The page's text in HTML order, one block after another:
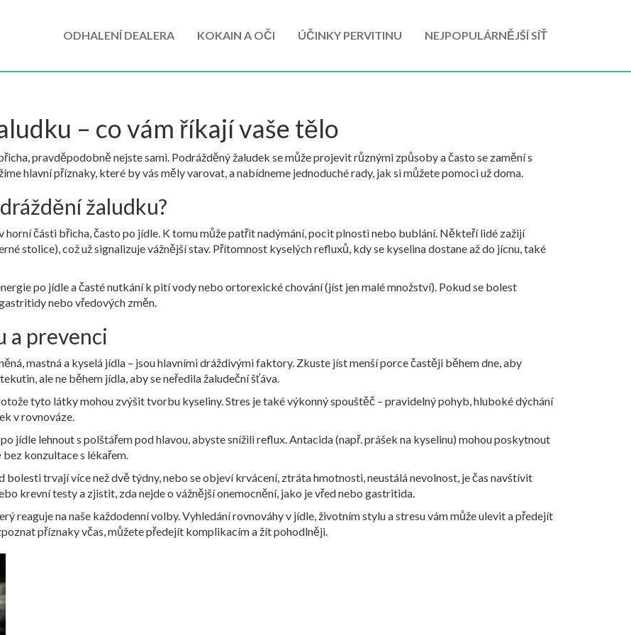
ODHALENÍ DEALERA KOKAIN A OČI ÚČINKY PERVITINU NEJPOPULÁRNĚJŠÍ SÍŤ
– co vám říkají vaše tělo
pravděpodobně nejste sami. Podrážděný žaludek se může projevit různými způsoby a často se zamění s
hlavní příznaky, které by vás měly varovat, a nabídneme jednoduché rady, jak si můžete pomoci už doma.
žaludku?
části břicha, často po jídle. K tomu může patřit nadýmání, pocit plnosti nebo bublání. Někteří lidé zažijí
stolice), což už signalizuje vážnější stav. Přítomnost kyselých refluxů, kdy se kyselina dostane až do jícnu, také
po jídle a časté nutkání k pití vody nebo ortorexické chování (jíst jen malé množství). Pokud se bolest
nebo vředových změn.
a prevenci
mastná a kyselá jídla – jsou hlavními dráždivými faktory. Zkuste jíst menší porce častěji během dne, aby
ale ne během jídla, aby se neředila žaludeční šťáva.
tyto látky mohou zvýšit tvorbu kyseliny. Stres je také výkonný spouštěč – pravidelný pohyb, hluboké dýchání
v rovnováze.
jídle lehnout s polštářem pod hlavou, abyste snížili reflux. Antacida (např. prášek na kyselinu) mohou poskytnout
konzultace s lékařem.
trvají více než dvě týdny, nebo se objeví krvácení, ztráta hmotnosti, neustálá nevolnost, je čas navštívit
krevní testy a zjistit, zda nejde o vážnější onemocnění, jako je vřed nebo gastritida.
reaguje na naše každodenní volby. Vyhledání rovnováhy v jídle, životním stylu a stresu vám může ulevit a předejít
příznaky včas, můžete předejít komplikacím a žít pohodlněji.